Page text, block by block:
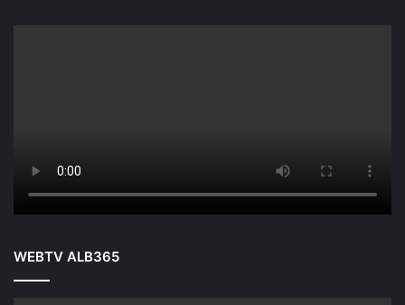
WEBTV ALB365